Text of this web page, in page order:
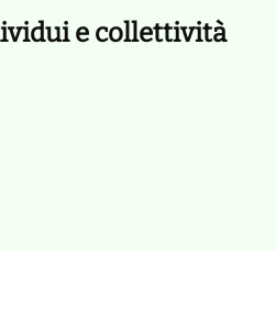
e collettività